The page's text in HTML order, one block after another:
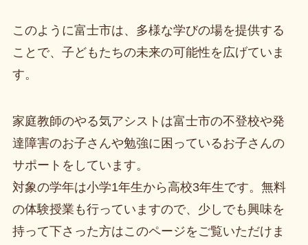
このように富士市は、多様な学びの場を提供する
ことで、子どもたちの未来の可能性を広げていま
す。
家庭教師のやる気アシストは富士市の不登校や発
達障害のお子さんや勉強に困っているお子さんの
サポートをしています。
対象の学年は小学1年生から高校3年生です。無料
の体験授業も行っていますので、少しでも興味を
持って下さった方はこのページをご覧いただけま